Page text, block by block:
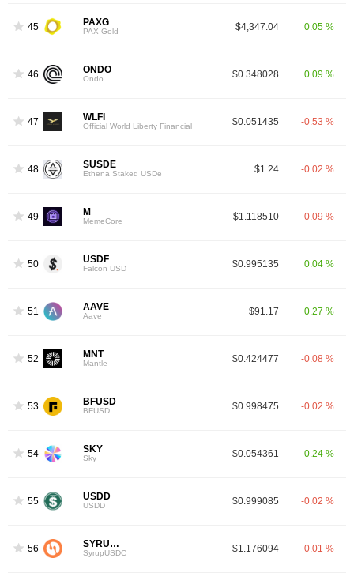
45 PAXG
PAX Gold $4,347.04 0.05 %
46 ONDO
Ondo $0.348028 0.09 %
47 WLFI
Official World Liberty Financial $0.051435 -0.53 %
48 SUSDE
Ethena Staked USDe $1.24 -0.02 %
49 M
MemeCore $1.118510 -0.09 %
50 USDF
Falcon USD $0.995135 0.04 %
51 AAVE
Aave $91.17 0.27 %
52 MNT
Mantle $0.424477 -0.08 %
53 BFUSD
BFUSD $0.998475 -0.02 %
54 SKY
Sky $0.054361 0.24 %
55 USDD
USDD $0.999085 -0.02 %
56 SYRUPUSDC
SyrupUSDC $1.176094 -0.01 %